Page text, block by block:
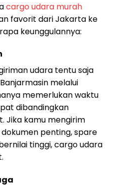
cargo udara murah
favorit dari Jakarta ke
keunggulannya:
udara tentu saja
melalui
memerlukan waktu
dibandingkan
Jika kamu mengirim
penting, spare
tinggi, cargo udara